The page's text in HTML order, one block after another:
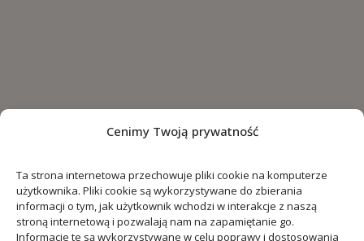
Cenimy Twoją prywatność
Ta strona internetowa przechowuje pliki cookie na komputerze
użytkownika. Pliki cookie są wykorzystywane do zbierania
informacji o tym, jak użytkownik wchodzi w interakcje z naszą
stroną internetową i pozwalają nam na zapamiętanie go.
Informacje te są wykorzystywane w celu poprawy i dostosowania